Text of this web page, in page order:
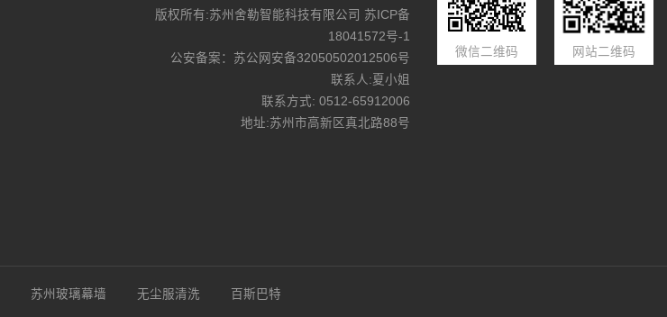
微信二维码
网站二维码
版权所有:苏州舍勒智能科技有限公司 苏ICP备
18041572号-1
公安备案： 苏公网安备32050502012506号
联系人:夏小姐
联系方式: 0512-65912006
地址:苏州市高新区真北路88号
苏州玻璃幕墙 无尘服清洗 百斯巴特